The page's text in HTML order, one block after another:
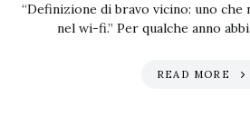
“Definizione di bravo vicino: uno che
nel wi-fi.” Per qualche anno
READ MORE